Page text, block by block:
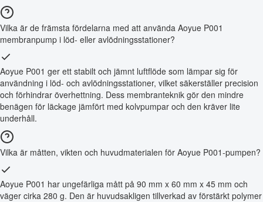
Vilka är de främsta fördelarna med att använda Aoyue P001
membranpump i löd- eller avlödningsstationer?
Aoyue P001 ger ett stabilt och jämnt luftflöde som lämpar sig för
användning i löd- och avlödningsstationer, vilket säkerställer precision
och förhindrar överhettning. Dess membranteknik gör den mindre
benägen för läckage jämfört med kolvpumpar och den kräver lite
underhåll.
Vilka är måtten, vikten och huvudmaterialen för Aoyue P001-pumpen?
Aoyue P001 har ungefärliga mått på 90 mm x 60 mm x 45 mm och
väger cirka 280 g. Den är huvudsakligen tillverkad av förstärkt polymer